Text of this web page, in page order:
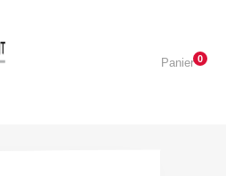
Panier0